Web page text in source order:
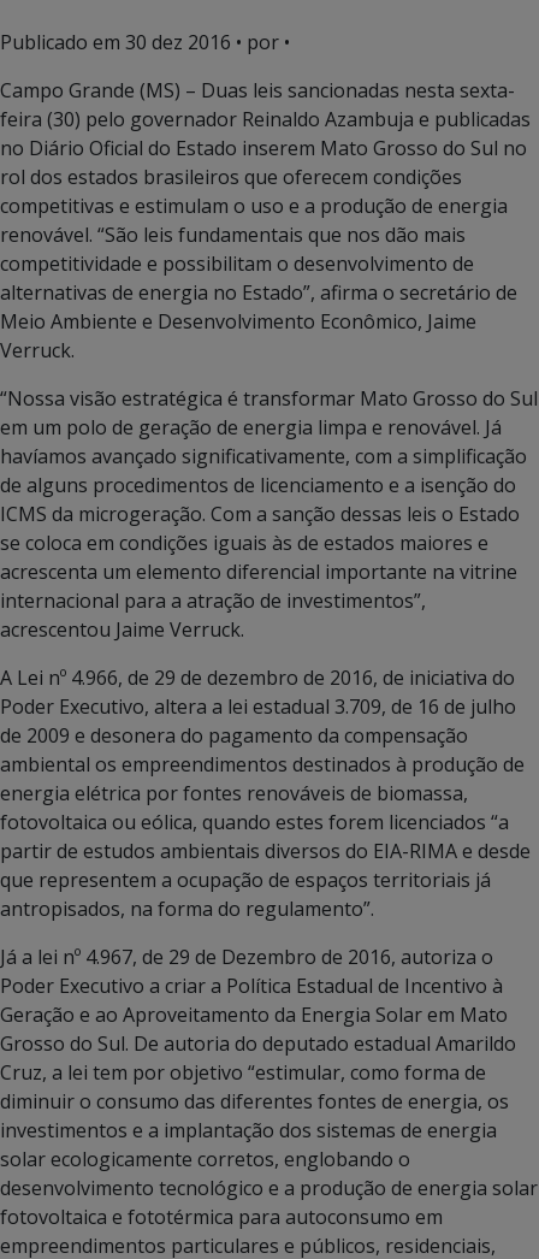
Publicado em 30 dez 2016 • por •
Campo Grande (MS) – Duas leis sancionadas nesta sexta-
feira (30) pelo governador Reinaldo Azambuja e publicadas
no Diário Oficial do Estado inserem Mato Grosso do Sul no
rol dos estados brasileiros que oferecem condições
competitivas e estimulam o uso e a produção de energia
renovável. “São leis fundamentais que nos dão mais
competitividade e possibilitam o desenvolvimento de
alternativas de energia no Estado”, afirma o secretário de
Meio Ambiente e Desenvolvimento Econômico, Jaime
Verruck.
“Nossa visão estratégica é transformar Mato Grosso do Sul
em um polo de geração de energia limpa e renovável. Já
havíamos avançado significativamente, com a simplificação
de alguns procedimentos de licenciamento e a isenção do
ICMS da microgeração. Com a sanção dessas leis o Estado
se coloca em condições iguais às de estados maiores e
acrescenta um elemento diferencial importante na vitrine
internacional para a atração de investimentos”,
acrescentou Jaime Verruck.
A Lei nº 4.966, de 29 de dezembro de 2016, de iniciativa do
Poder Executivo, altera a lei estadual 3.709, de 16 de julho
de 2009 e desonera do pagamento da compensação
ambiental os empreendimentos destinados à produção de
energia elétrica por fontes renováveis de biomassa,
fotovoltaica ou eólica, quando estes forem licenciados “a
partir de estudos ambientais diversos do EIA-RIMA e desde
que representem a ocupação de espaços territoriais já
antropisados, na forma do regulamento”.
Já a lei nº 4.967, de 29 de Dezembro de 2016, autoriza o
Poder Executivo a criar a Política Estadual de Incentivo à
Geração e ao Aproveitamento da Energia Solar em Mato
Grosso do Sul. De autoria do deputado estadual Amarildo
Cruz, a lei tem por objetivo “estimular, como forma de
diminuir o consumo das diferentes fontes de energia, os
investimentos e a implantação dos sistemas de energia
solar ecologicamente corretos, englobando o
desenvolvimento tecnológico e a produção de energia solar
fotovoltaica e fototérmica para autoconsumo em
empreendimentos particulares e públicos, residenciais,